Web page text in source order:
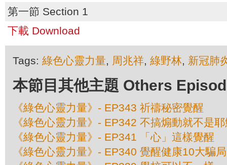
第一節 Section 1
下載 Download
Tags: 綠色心靈力量, 周兆祥, 綠野林, 新冠肺
本節目其他主題 Others
《綠色心靈力量》- EP343 祈禱秘密覺醒
《綠色心靈力量》- EP342 不搞煽動就不是
《綠色心靈力量》- EP341 「心」這樣覺醒
《綠色心靈力量》- EP340 覺醒健康10大騙局